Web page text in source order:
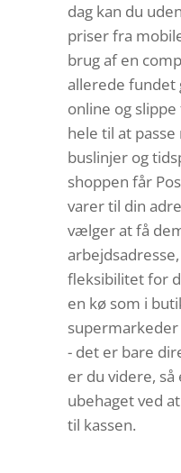
dag kan du
priser fra
brug af en
allerede fundet
online og
hele til at
buslinjer og
shoppen får
varer til din
vælger at få
fleksibilitet for
en kø som i
- det er bare
er du videre,
ubehaget ved
til kassen.